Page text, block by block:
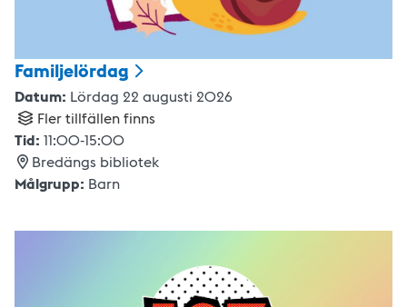
Familjelördag
Datum: Lördag 22 augusti 2026
Fler tillfällen finns
Tid: 11:00-15:00
Bredängs bibliotek
Målgrupp: Barn